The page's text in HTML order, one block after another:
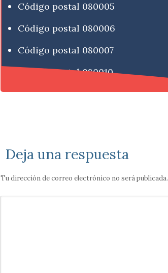
Código postal 080005
Código postal 080006
Código postal 080007
Código postal 080010
Deja una respuesta
Tu dirección de correo electrónico no será publicada.